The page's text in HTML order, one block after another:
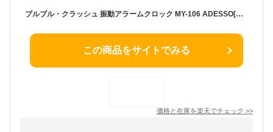
ブルブル・クラッシュ 振動アラームクロック MY-106 ADESSO[時計 目覚まし 振動 音 目覚まし時計 ブルブル 耳の不自由な方 隣の人を起こしたくない方] 【定形外メール便送料無料】
この商品をサイトでみる
価格と在庫を楽天でチェック >>